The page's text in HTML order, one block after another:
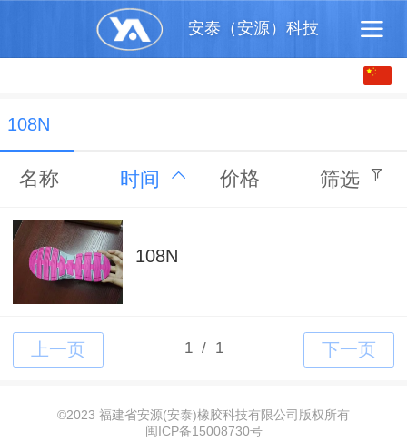
安泰（安源）科技
108N
名称 时间 价格 筛选
108N
©2023 福建省安源(安泰)橡胶科技有限公司版权所有
闽ICP备15008730号